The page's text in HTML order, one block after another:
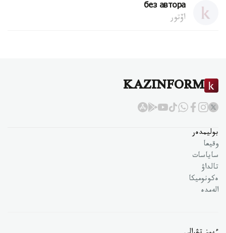
без автора
اۆتور
KAZINFORM
بوليمدەر
وقيعا
ساياسات
تالداۋ
ەكونوميكا
الەمدە